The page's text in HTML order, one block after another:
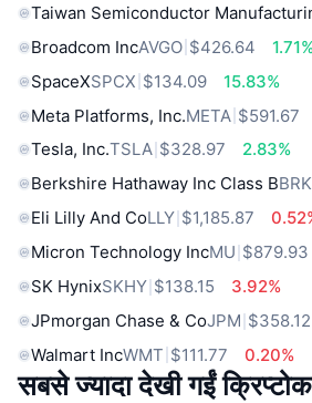
Taiwan Semiconductor
Broadcom IncAVGO $426.64
SpaceXSPCX $134.09
15.83%
Meta Platforms, Inc.META $591.67
Tesla, Inc.TSLA $328.97
2.83%
Berkshire Hathaway Inc Class B
Eli Lilly And CoLLY $1,185.87
Micron Technology IncMU $879.93
SK HynixSKHY $138.15
3.92%
JPmorgan Chase & CoJPM $358.12
Walmart IncWMT $111.77 0.20%
सबसे ज्यादा देखी गईं